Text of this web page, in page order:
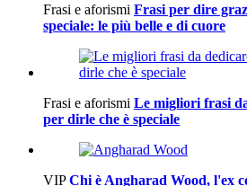
Frasi e aforismi Frasi per dire
speciale: le più belle e di cuore
Frasi e aforismi Le migliori frasi
per dirle che è speciale
VIP Chi è Angharad Wood, l'ex